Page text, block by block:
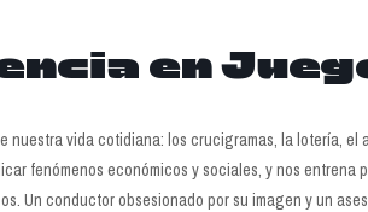
en
nuestra vida cotidiana: los crucigramas, la lotería,
fenómenos económicos y sociales, y nos entrena
Un conductor obsesionado por su imagen y un